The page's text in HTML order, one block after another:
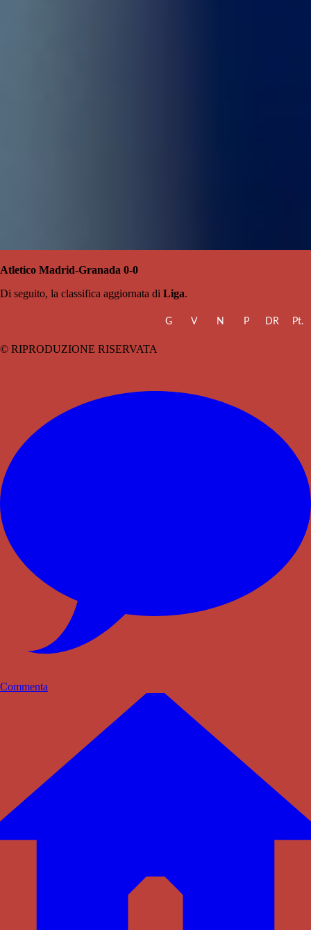
Atletico Madrid-Granada 0-0
Di seguito, la classifica aggiornata di Liga.
G V N P DR Pt.
© RIPRODUZIONE RISERVATA
Commenta